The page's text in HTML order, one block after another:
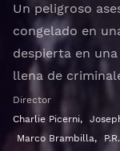
Un peligroso
congelado en
despierta en
llena de
cometa sus
policía que lo
crimen que no
Director
Charlie Picerni,
Marco Brambilla,